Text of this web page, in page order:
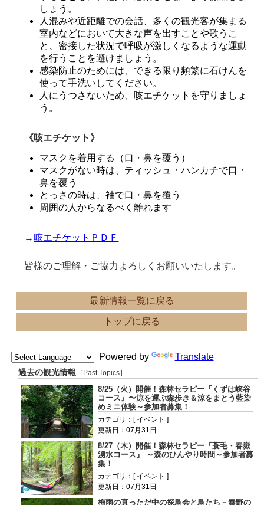
しょう。
人混みや近距離での会話、多くの観光客が集まる
室内などにおいて大きな声を出すことや歌うこ
と、密接した状況で呼吸が激しくなるような運動
を行うことを避けましょう。
感染防止のためには、できる限り頻繁に石けんを
使って手洗いしてください。
人にうつさないため、咳エチケットを守りましょ
う。
《咳エチケット》
マスクを着用する（口・鼻を覆う）
マスクがない時は、ティッシュ・ハンカチで口・
鼻を覆う
とっさの時は、袖で口・鼻を覆う
周囲の人からなるべく離れます
→ 咳エチケットＰＤＦ
皆様のご理解・ご協力よろしくお願いいたします。
最新情報一覧に戻る
トップに戻る
Powered by Translate
過去の観光情報 ［Past Topics］
8/25（火）開催！森林セラピー『くずは峡谷
コース』〜涼を運ぶ森歩き＆涼をまとう藍染
めミニ体験～参加者募集！
カテゴリ：[ イベント ]
更新日：07月31日
8/27（木）開催！森林セラピー『蓑毛・春嶽
湧水コース』 ～森のひんやり時間～参加者募
集！
カテゴリ：[ イベント ]
更新日：07月31日
梅雨の真っただ中の探鳥会と鳥たち－秦野の